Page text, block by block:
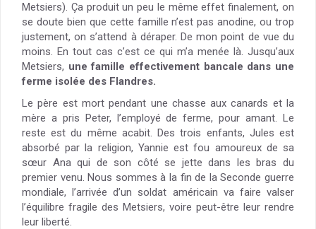
Metsiers). Ça produit un peu le même effet finalement, on
se doute bien que cette famille n’est pas anodine, ou trop
justement, on s’attend à déraper. De mon point de vue du
moins. En tout cas c’est ce qui m’a menée là. Jusqu’aux
Metsiers, une famille effectivement bancale dans une
ferme isolée des Flandres.
Le père est mort pendant une chasse aux canards et la
mère a pris Peter, l’employé de ferme, pour amant. Le
reste est du même acabit. Des trois enfants, Jules est
absorbé par la religion, Yannie est fou amoureux de sa
sœur Ana qui de son côté se jette dans les bras du
premier venu. Nous sommes à la fin de la Seconde guerre
mondiale, l’arrivée d’un soldat américain va faire valser
l’équilibre fragile des Metsiers, voire peut-être leur rendre
leur liberté.